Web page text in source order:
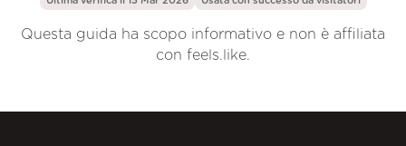
Questa guida ha scopo informativo e non è affiliata
con feels.like.